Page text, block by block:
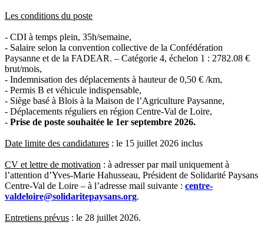
Les conditions du poste
- CDI à temps plein, 35h/semaine,
- Salaire selon la convention collective de la Confédération
Paysanne et de la FADEAR. – Catégorie 4, échelon 1 : 2782.08 €
brut/mois,
- Indemnisation des déplacements à hauteur de 0,50 € /km,
- Permis B et véhicule indispensable,
- Siège basé à Blois à la Maison de l’Agriculture Paysanne,
- Déplacements réguliers en région Centre-Val de Loire,
- Prise de poste souhaitée le 1er septembre 2026.
Date limite des candidatures : le 15 juillet 2026 inclus
CV et lettre de motivation : à adresser par mail uniquement à
l’attention d’Yves-Marie Hahusseau, Président de Solidarité Paysans
Centre-Val de Loire – à l’adresse mail suivante : centre-
valdeloire@solidaritepaysans.org.
Entretiens prévus : le 28 juillet 2026.